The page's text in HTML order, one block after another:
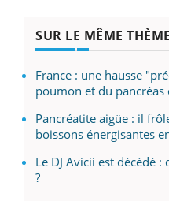
SUR LE MÊME THÈME
France : une hausse
poumon et du pancréas
Pancréatite aigüe : il
boissons énergisantes
Le DJ Avicii est décédé :
?